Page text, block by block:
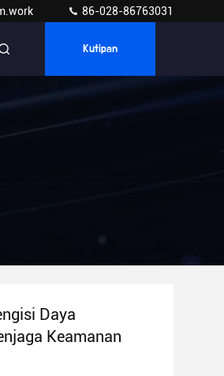
86-028-86763031
Kutipan
Daya
Keamanan